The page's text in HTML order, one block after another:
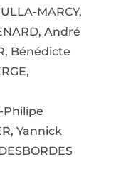
MARCY,
André
Bénédicte
Philipe
Yannick